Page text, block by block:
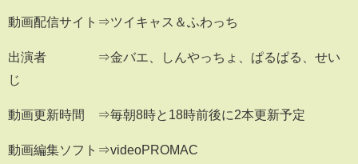
動画配信サイト⇒ツイキャス＆ふわっち
出演者 ⇒金バエ、しんやっちょ、ぱるぱる、せい
じ
動画更新時間 ⇒毎朝8時と18時前後に2本更新予定
動画編集ソフト⇒videoPROMAC